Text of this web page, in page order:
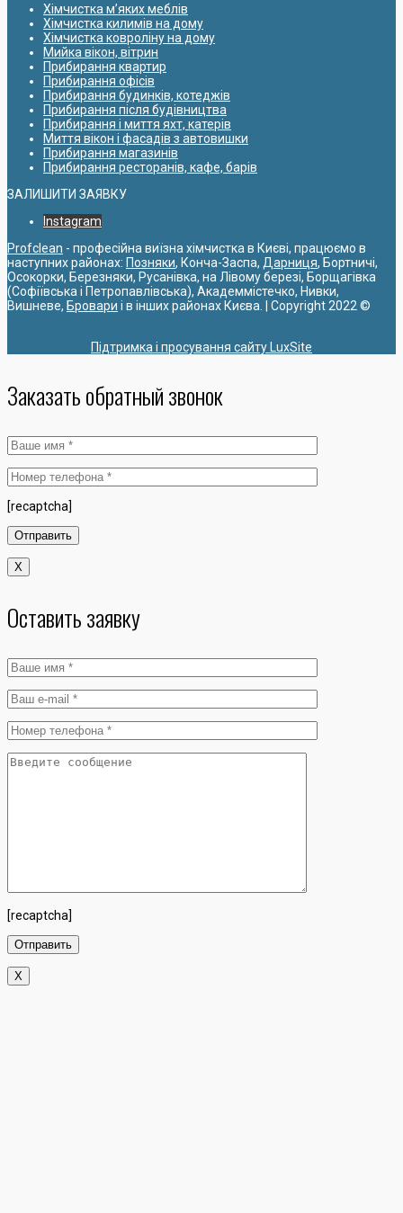
Хімчистка м’яких меблів
Хімчистка килимів на дому
Хімчистка ковроліну на дому
Мийка вікон, вітрин
Прибирання квартир
Прибирання офісів
Прибирання будинків, котеджів
Прибирання після будівництва
Прибирання і миття яхт, катерів
Миття вікон і фасадів з автовишки
Прибирання магазинів
Прибирання ресторанів, кафе, барів
ЗАЛИШИТИ ЗАЯВКУ
Instagram
Profclean - професійна виїзна хімчистка в Києві, працюємо в
наступних районах: Позняки, Конча-Заспа, Дарниця, Бортничі,
Осокорки, Березняки, Русанівка, на Лівому березі, Борщагівка
(Софіївська і Петропавлівська), Академмістечко, Нивки,
Вишневе, Бровари і в інших районах Києва. | Copyright 2022 ©
Підтримка і просування сайту LuxSite
Заказать обратный звонок
[recaptcha]
X
Оставить заявку
[recaptcha]
X